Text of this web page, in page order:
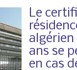
Le
algérien
ans se
en cas